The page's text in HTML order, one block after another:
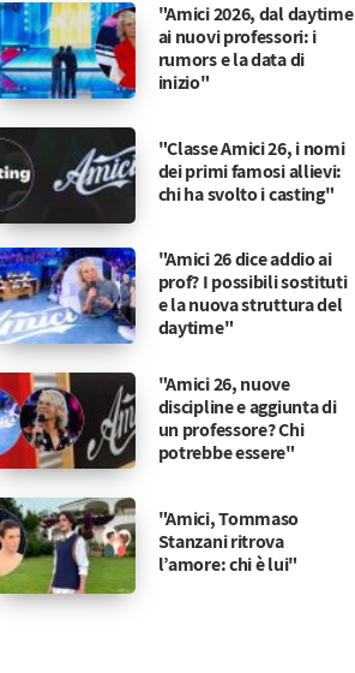
"Amici 2026, dal daytime
ai nuovi professori: i
rumors e la data di
inizio"
"Classe Amici 26, i nomi
dei primi famosi allievi:
chi ha svolto i casting"
"Amici 26 dice addio ai
prof? I possibili sostituti
e la nuova struttura del
daytime"
"Amici 26, nuove
discipline e aggiunta di
un professore? Chi
potrebbe essere"
"Amici, Tommaso
Stanzani ritrova
l’amore: chi è lui"